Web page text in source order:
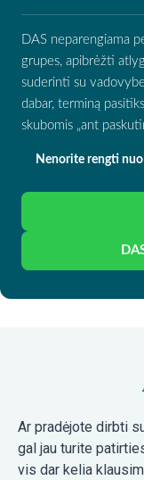
DAS neparengiama
grupes, apibrėžti
suderinti su
dabar, terminą
skubomis „ant
Nenorite rengti
Ar pradėjote dirbti
gal jau turite
vis dar kelia